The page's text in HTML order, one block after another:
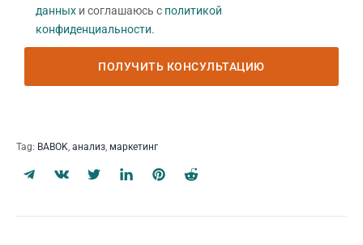
данных и соглашаюсь с политикой
конфиденциальности.
Tag: BABOK, анализ, маркетинг